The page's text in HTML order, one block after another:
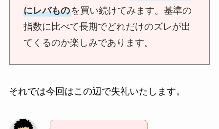
にレバものを買い続けてみます。基準の
指数に比べて長期でどれだけのズレが出
てくるのか楽しみであります。
それでは今回はこの辺で失礼いたします。